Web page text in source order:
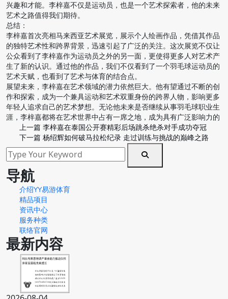
兴趣和才能。李梓嘉不仅是运动员，也是一个艺术探索者，他的未来
艺术之路值得我们期待。
总结：
李梓嘉首次亮相马来西亚艺术展览，展示个人绘画作品，凭借其作品
的独特艺术性和跨界背景，迅速引起了广泛的关注。这次展览不仅让
公众看到了李梓嘉作为运动员之外的另一面，更使得更多人对艺术产
生了新的认识。通过他的作品，我们不仅看到了一个羽毛球运动员的
艺术天赋，也看到了艺术与体育的结合点。
展望未来，李梓嘉在艺术领域的潜力依然巨大。他有望通过不断的创
作和探索，成为一个兼具运动和艺术双重身份的跨界人物，影响更多
年轻人追求自己的艺术梦想。无论他未来是否继续从事羽毛球职业生
涯，李梓嘉都将在艺术世界中占有一席之地，成为具有广泛影响力的
上一篇 李梓嘉在泰国公开赛精彩后场跳杀绝杀对手成功夺冠
下一篇 杨绍辉如何破马拉松纪录 走过训练与挑战的巅峰之路
导航
介绍YY易游体育
精品项目
资讯中心
服务种类
联络官网
最新内容